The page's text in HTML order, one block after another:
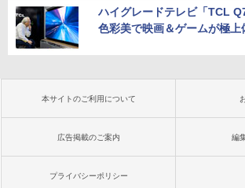
ハイグレードテレビ「TCL
色彩美で映画＆ゲームが極上
本サイトのご利用について
広告掲載のご案内 編
プライバシーポリシー